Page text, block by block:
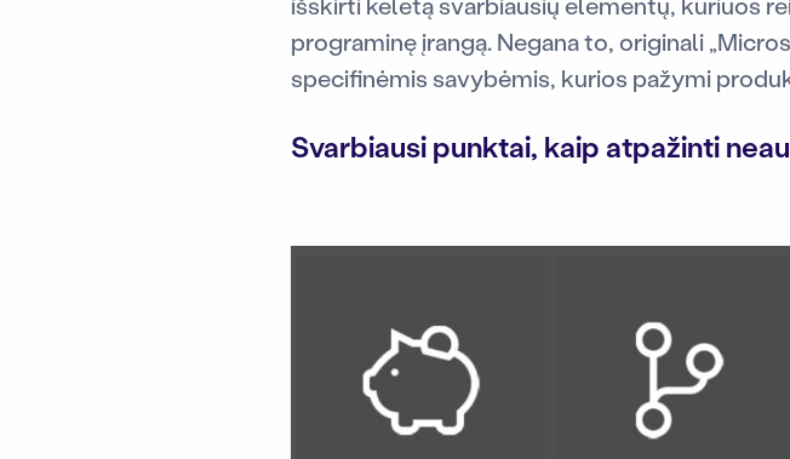
programinę įrangą. Negana to, originali
specifinėmis savybėmis, kurios pažymi
Svarbiausi punktai, kaip atpažinti